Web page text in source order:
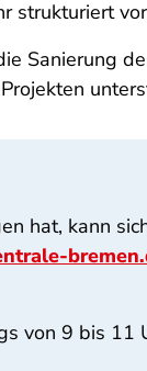
strukturiert
Sanierung
hat, kann
von 9 bis